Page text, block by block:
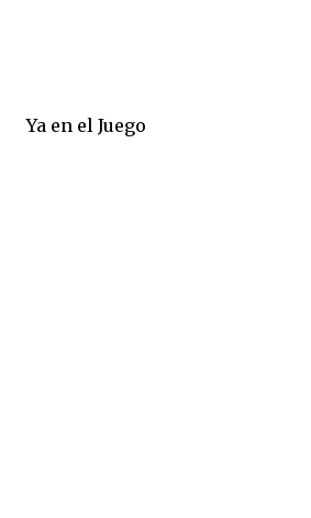
Ya en el Juego